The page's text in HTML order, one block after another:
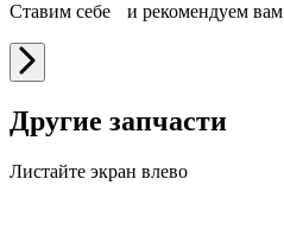
Ставим себе и рекомендуем вам
Другие запчасти
Листайте экран влево